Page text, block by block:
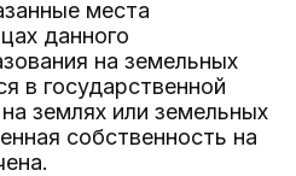
места
данного
на земельных
в государственной
землях или земельных
собственность на